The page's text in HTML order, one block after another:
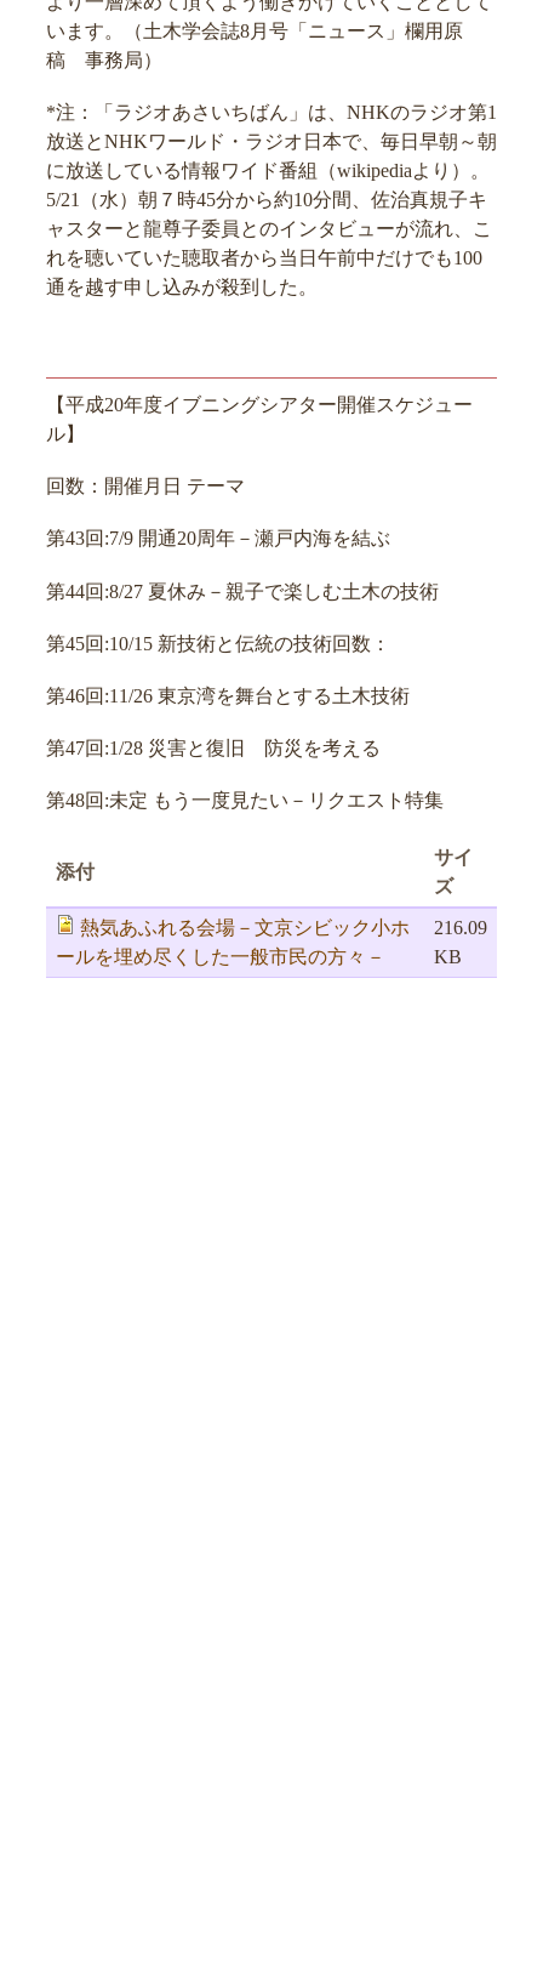
います。（土木学会誌8月号「ニュース」欄用原
稿 事務局）
*注：「ラジオあさいちばん」は、NHKのラジオ第1
放送とNHKワールド・ラジオ日本で、毎日早朝～朝
に放送している情報ワイド番組（wikipediaより）。
5/21（水）朝７時45分から約10分間、佐治真規子キ
ャスターと龍尊子委員とのインタビューが流れ、こ
れを聴いていた聴取者から当日午前中だけでも100
通を越す申し込みが殺到した。
【平成20年度イブニングシアター開催スケジュー
ル】
回数：開催月日 テーマ
第43回:7/9 開通20周年－瀬戸内海を結ぶ
第44回:8/27 夏休み－親子で楽しむ土木の技術
第45回:10/15 新技術と伝統の技術回数：
第46回:11/26 東京湾を舞台とする土木技術
第47回:1/28 災害と復旧 防災を考える
第48回:未定 もう一度見たい－リクエスト特集
添付
サイ
ズ
熱気あふれる会場－文京シビック小ホ
ールを埋め尽くした一般市民の方々－
216.09
KB